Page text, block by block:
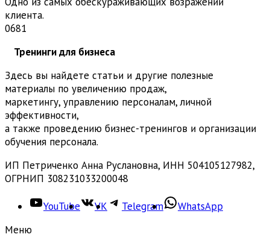
клиента.
0681
Тренинги для бизнеса
Здесь вы найдете статьи и другие полезные
материалы по увеличению продаж,
маркетингу, управлению персоналам, личной
эффективности,
а также проведению бизнес-тренингов и организации
обучения персонала.
ИП Петриченко Анна Руслановна, ИНН 504105127982,
ОГРНИП 308231033200048
YouTube VK Telegram
WhatsApp
Меню